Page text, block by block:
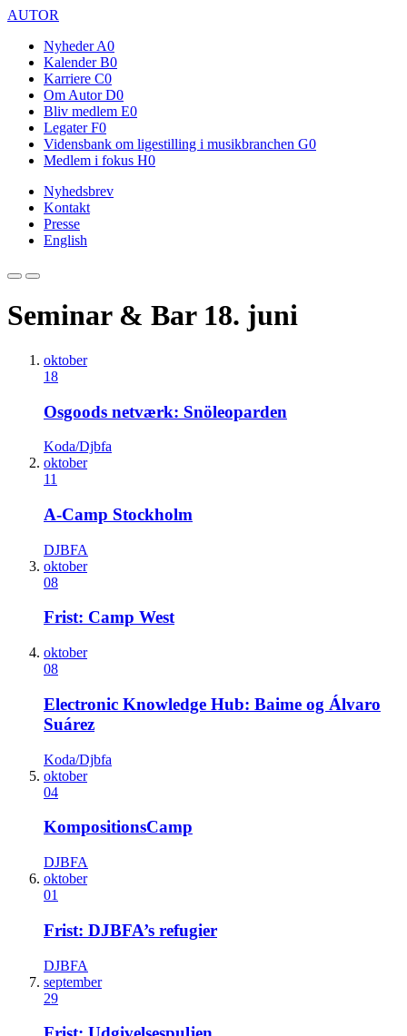
AUTOR
Nyheder A0
Kalender B0
Karriere C0
Om Autor D0
Bliv medlem E0
Legater F0
Vidensbank om ligestilling i musikbranchen G0
Medlem i fokus H0
Nyhedsbrev
Kontakt
Presse
English
Seminar & Bar 18. juni
oktober
18
Osgoods netværk: Snöleoparden
Koda/Djbfa
oktober
11
A-Camp Stockholm
DJBFA
oktober
08
Frist: Camp West
oktober
08
Electronic Knowledge Hub: Baime og Álvaro
Suárez
Koda/Djbfa
oktober
04
KompositionsCamp
DJBFA
oktober
01
Frist: DJBFA’s refugier
DJBFA
september
29